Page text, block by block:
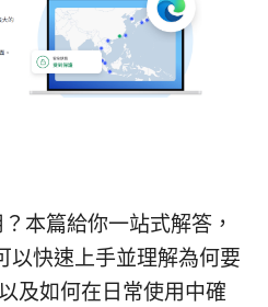
本篇給你一站式解答，
以快速上手並理解為何要
及如何在日常使用中確